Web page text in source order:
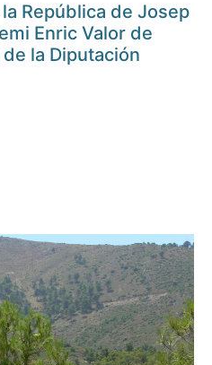
la República de Josep
Enric Valor de
de la Diputación